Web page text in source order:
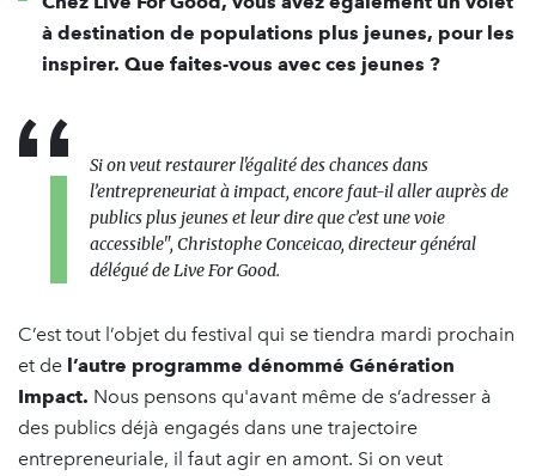
à destination de populations plus jeunes, pour les
inspirer. Que faites-vous avec ces jeunes ?
Si on veut restaurer l'égalité des chances dans
l’entrepreneuriat à impact, encore faut-il aller auprès de
publics plus jeunes et leur dire que c’est une voie
accessible", Christophe Conceicao, directeur général
délégué de Live For Good.
C’est tout l’objet du festival qui se tiendra mardi prochain
et de l’autre programme dénommé Génération
Impact. Nous pensons qu'avant même de s’adresser à
des publics déjà engagés dans une trajectoire
entrepreneuriale, il faut agir en amont. Si on veut